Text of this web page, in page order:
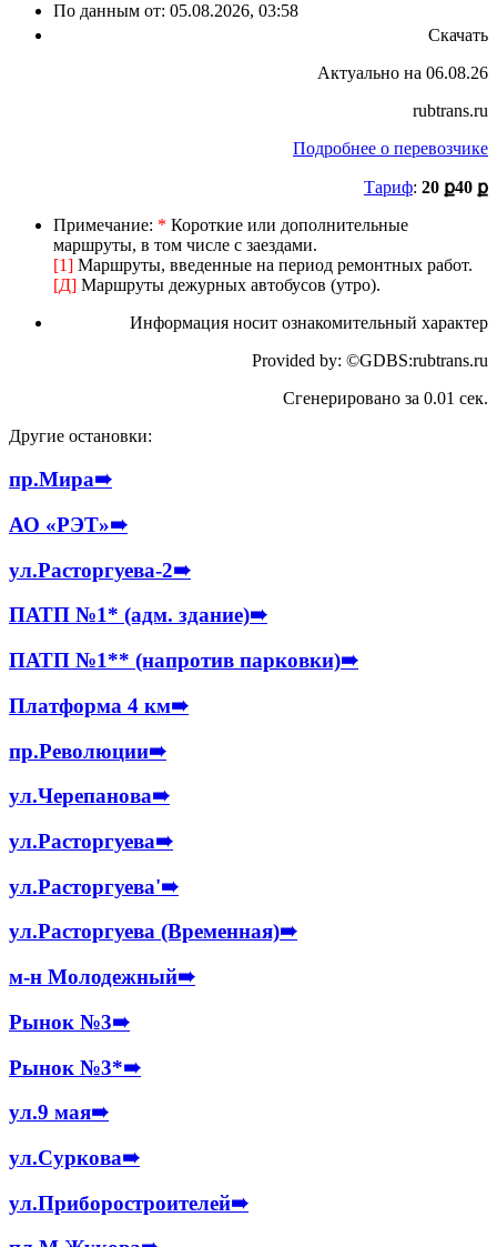
По данным от: 05.08.2026, 03:58
Скачать
Актуально на 06.08.26
rubtrans.ru
Подробнее о перевозчике
Тариф: 20 ք40 ք
Примечание: * Короткие или дополнительные
маршруты, в том числе с заездами.
[1] Маршруты, введенные на период ремонтных работ.
[Д] Маршруты дежурных автобусов (утро).
Информация носит ознакомительный характер
Provided by: ©GDBS:rubtrans.ru
Сгенерировано за 0.01 сек.
Другие остановки:
пр.Мира➠
АО «РЭТ»➠
ул.Расторгуева-2➠
ПАТП №1* (адм. здание)➠
ПАТП №1** (напротив парковки)➠
Платформа 4 км➠
пр.Революции➠
ул.Черепанова➠
ул.Расторгуева➠
ул.Расторгуева'➠
ул.Расторгуева (Временная)➠
м-н Молодежный➠
Рынок №3➠
Рынок №3*➠
ул.9 мая➠
ул.Суркова➠
ул.Приборостроителей➠